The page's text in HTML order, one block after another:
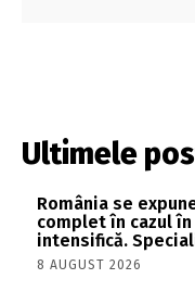
Ultimele
România se
complet în cazul
intensifică.
8 AUGUST 2026